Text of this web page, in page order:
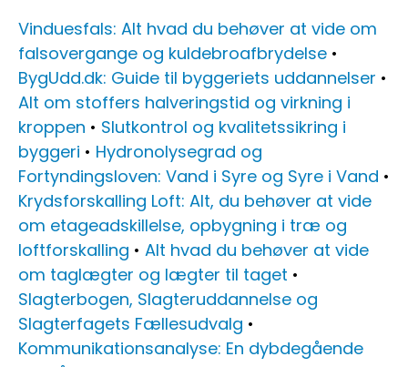
Vinduesfals: Alt hvad du behøver at vide om
falsovergange og kuldebroafbrydelse •
BygUdd.dk: Guide til byggeriets uddannelser •
Alt om stoffers halveringstid og virkning i
kroppen • Slutkontrol og kvalitetssikring i
byggeri • Hydronolysegrad og
Fortyndingsloven: Vand i Syre og Syre i Vand •
Krydsforskalling Loft: Alt, du behøver at vide
om etageadskillelse, opbygning i træ og
loftforskalling • Alt hvad du behøver at vide
om taglægter og lægter til taget •
Slagterbogen, Slagteruddannelse og
Slagterfagets Fællesudvalg •
Kommunikationsanalyse: En dybdegående